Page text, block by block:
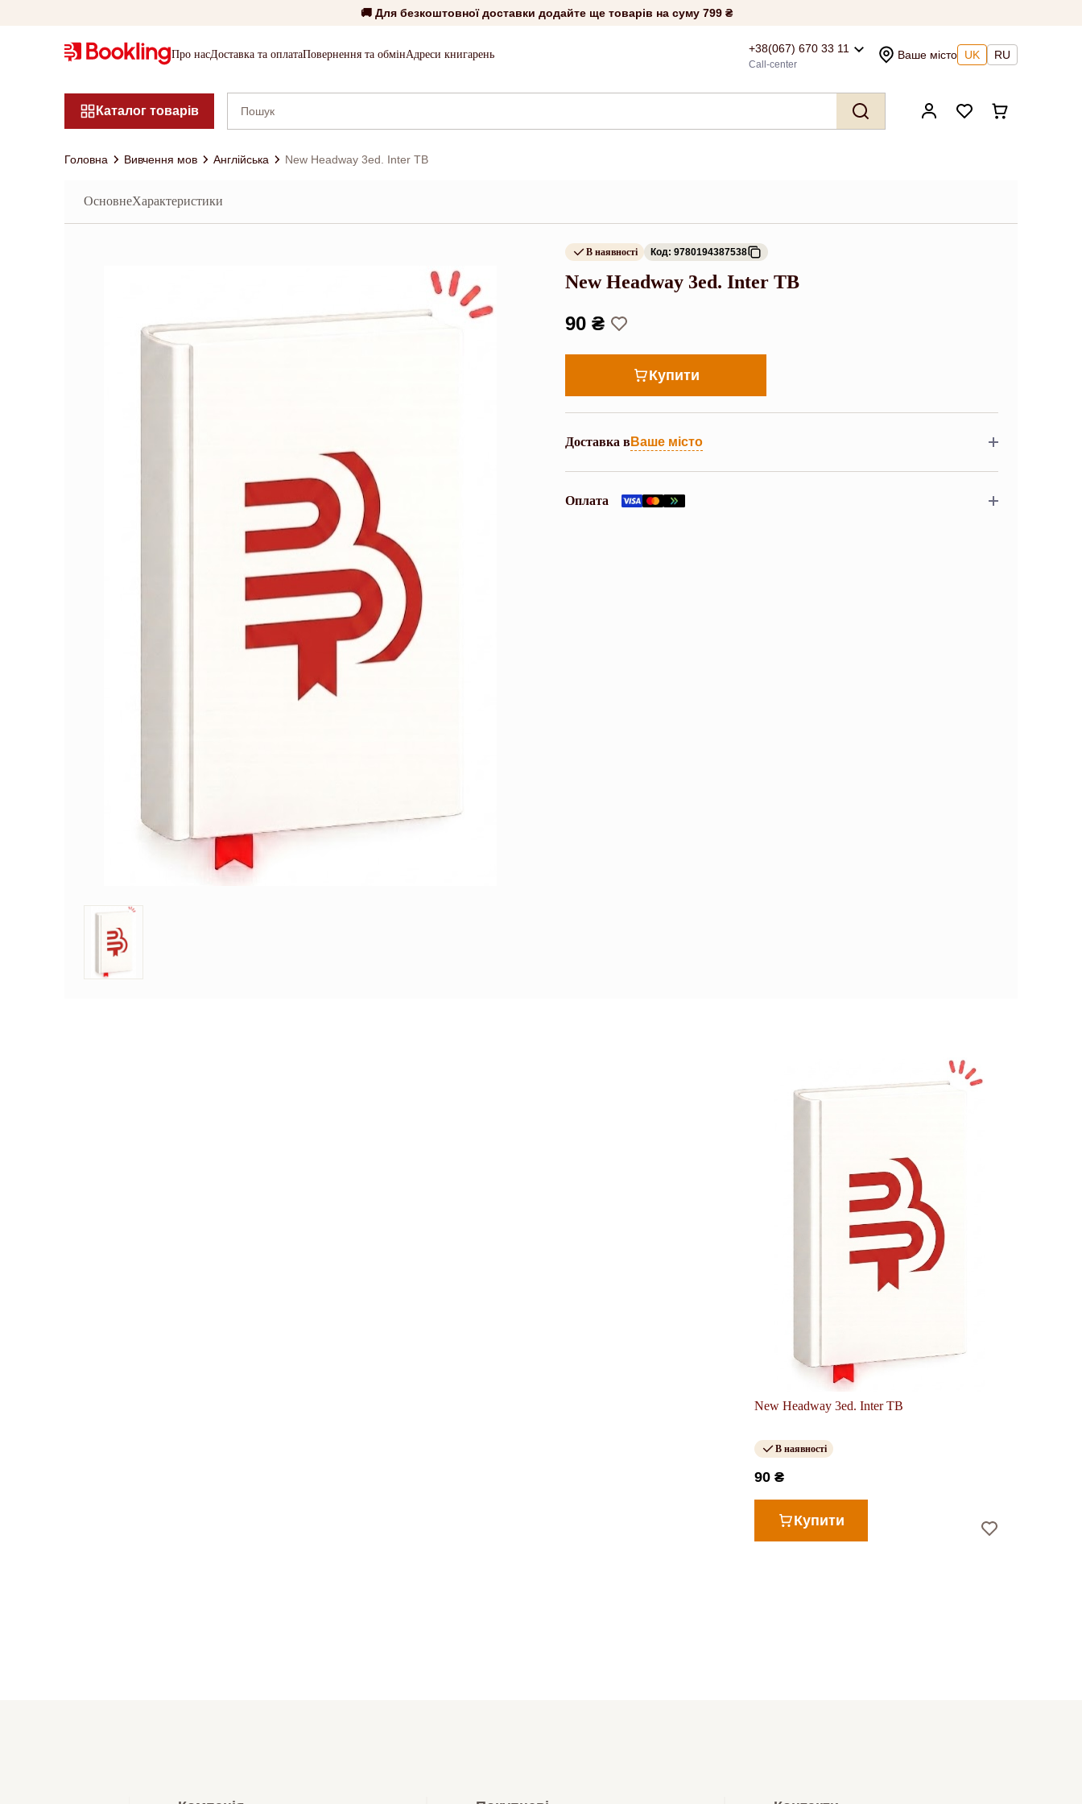
🚚 Для безкоштовної доставки додайте ще товарів на суму 799 ₴
Про насДоставка та оплатаПовернення та обмінАдреси книгарень +38(067) 670 33 11
Call-center
Ваше місто UK RU
Каталог товарів
Головна Вивчення мов Англійська New Headway 3ed. Inter TB
ОсновнеХарактеристики
В наявності Код: 9780194387538
New Headway 3ed. Inter TB
90 ₴
Купити
Доставка вВаше місто
Оплата
New Headway 3ed. Inter TB
В наявності
90 ₴
Купити